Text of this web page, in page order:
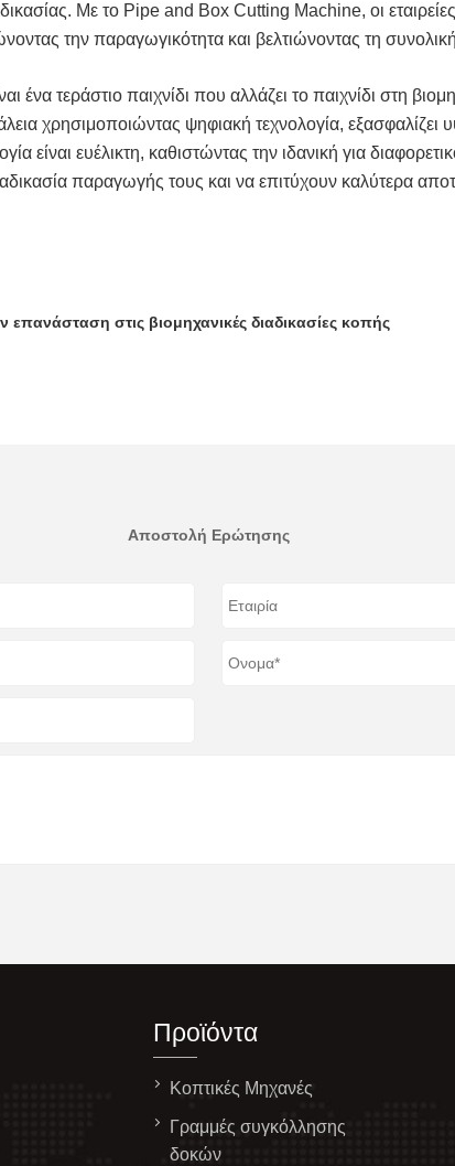
Με το Pipe and Box Cutting Machine, οι
την παραγωγικότητα και βελτιώνοντας τη
τεράστιο παιχνίδι που αλλάζει το παιχνίδι στη
χρησιμοποιώντας ψηφιακή τεχνολογία, εξασφαλίζει
είναι ευέλικτη, καθιστώντας την ιδανική για
παραγωγής τους και να επιτύχουν καλύτερα
στις βιομηχανικές διαδικασίες κοπής
Αποστολή Ερώτησης
Προϊόντα
Κοπτικές Μηχανές
Γραμμές συγκόλλησης
δοκών